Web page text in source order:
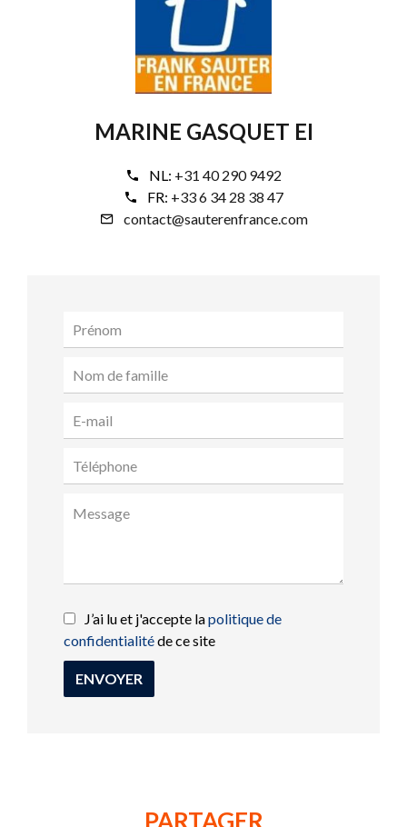
MARINE GASQUET EI
NL: +31 40 290 9492
FR: +33 6 34 28 38 47
contact@sauterenfrance.com
J’ai lu et j'accepte lapolitique de
confidentialitéde ce site
ENVOYER
PARTAGER